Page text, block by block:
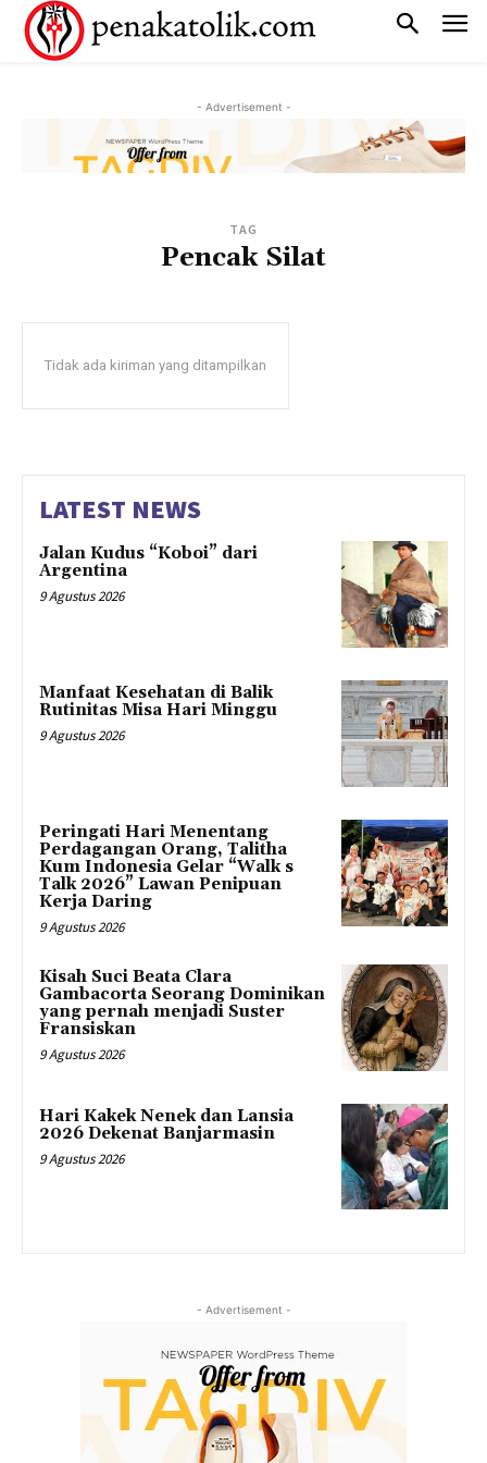
- Advertisement -
TAG
Pencak Silat
Tidak ada kiriman yang ditampilkan
LATEST NEWS
Jalan Kudus “Koboi” dari
Argentina
9 Agustus 2026
Manfaat Kesehatan di Balik
Rutinitas Misa Hari Minggu
9 Agustus 2026
Peringati Hari Menentang
Perdagangan Orang, Talitha
Kum Indonesia Gelar “Walk s
Talk 2026” Lawan Penipuan
Kerja Daring
9 Agustus 2026
Kisah Suci Beata Clara
Gambacorta Seorang Dominikan
yang pernah menjadi Suster
Fransiskan
9 Agustus 2026
Hari Kakek Nenek dan Lansia
2026 Dekenat Banjarmasin
9 Agustus 2026
- Advertisement -